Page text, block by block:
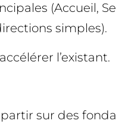
(Accueil,
simples).
l’existant.
sur des